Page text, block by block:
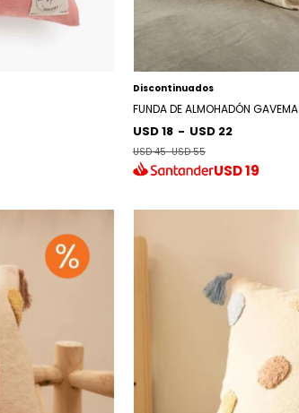
Discontinuados
FUNDA DE ALMOHADÓN GAVEMA
USD 18 - USD 22
USD 45-USD 55
USD19